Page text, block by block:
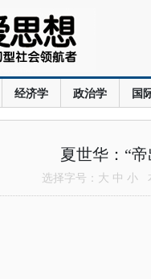
经济学 政治学 国
夏世华：“
选择字号： 大 中 小